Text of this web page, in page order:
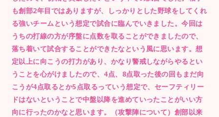
も創部2年目ではありますが、しっかりとした野球をしてくれ
る強いチームという想定で試合に臨んでいきました。今回は
うちの打線の方が序盤に点数を取ることができましたので、
落ち着いて試合することができたなという風に思います。想
定以上に向こうの打力があり、かなり警戒しながらやるとい
うことを心がけましたので、4点、8点取った後の回もまだ向
こうが4点取るとか5点取るっていう想定で、セーフティリー
ドはないということで中盤以降を進めていったことがいい方
向に行ったのかなと思います。（攻撃陣について）創部以来